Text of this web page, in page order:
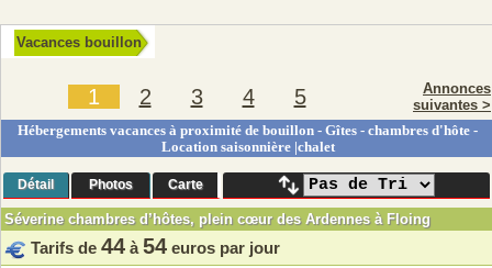
Vacances bouillon
1 2 3 4 5
Annonces
suivantes >
Hébergements vacances à proximité de bouillon - Gîtes - chambres d'hôte -
Location saisonnière |chalet
Détail Photos Carte
Séverine chambres d’hôtes, plein cœur des Ardennes à Floing
Tarifs de 44 à 54 euros par jour